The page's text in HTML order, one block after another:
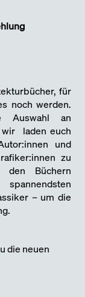
für
noch werden.
Auswahl an
wir laden euch
und
zu
Büchern
– um die
die neuen